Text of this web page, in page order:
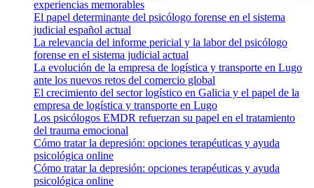
experiencias memorables
El papel determinante del psicólogo forense en el sistema
judicial español actual
La relevancia del informe pericial y la labor del psicólogo
forense en el sistema judicial actual
La evolución de la empresa de logística y transporte en Lugo
ante los nuevos retos del comercio global
El crecimiento del sector logístico en Galicia y el papel de la
empresa de logística y transporte en Lugo
Los psicólogos EMDR refuerzan su papel en el tratamiento
del trauma emocional
Cómo tratar la depresión: opciones terapéuticas y ayuda
psicológica online
Cómo tratar la depresión: opciones terapéuticas y ayuda
psicológica online